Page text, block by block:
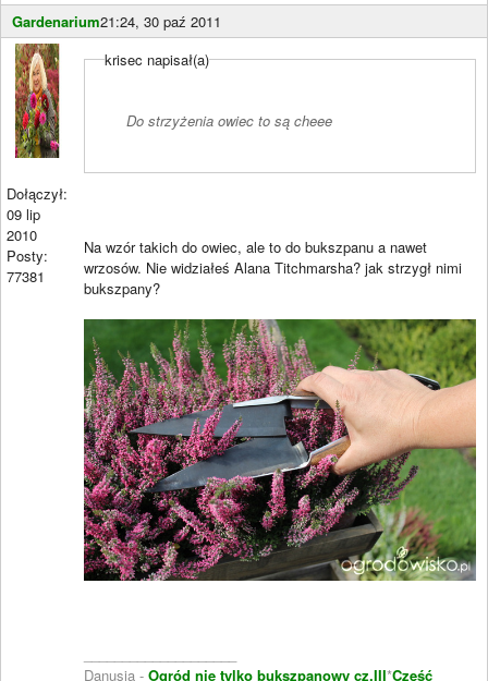
Gardenarium21:24, 30 paź 2011
Dołączył:
09 lip
2010
Posty:
77381
krisec napisał(a)
Do strzyżenia owiec to są cheee
Na wzór takich do owiec, ale to do bukszpanu a nawet
wrzosów. Nie widziałeś Alana Titchmarsha? jak strzygł nimi
bukszpany?
Danusia - Ogród nie tylko bukszpanowy cz.III*Część